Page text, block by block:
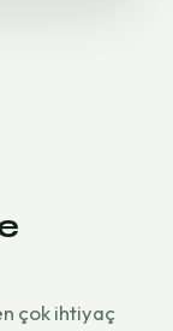
çok ihtiyaç